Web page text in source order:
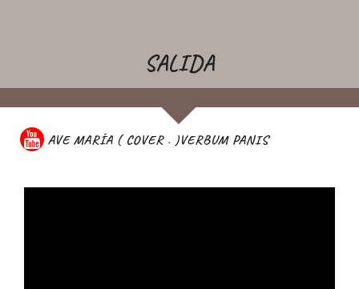
SALIDA
AVE MARÍA ( COVER . )VERBUM PANIS